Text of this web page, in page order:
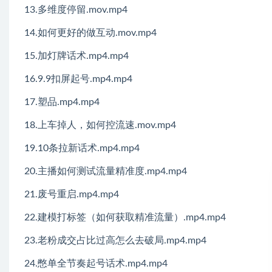
13.多维度停留.mov.mp4
14.如何更好的做互动.mov.mp4
15.加灯牌话术.mp4.mp4
16.9.9扣屏起号.mp4.mp4
17.塑品.mp4.mp4
18.上车掉人，如何控流速.mov.mp4
19.10条拉新话术.mp4.mp4
20.主播如何测试流量精准度.mp4.mp4
21.废号重启.mp4.mp4
22.建模打标签（如何获取精准流量）.mp4.mp4
23.老粉成交占比过高怎么去破局.mp4.mp4
24.憋单全节奏起号话术.mp4.mp4